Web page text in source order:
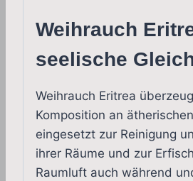
Weihrauch
seelische
Weihrauch Eritrea
Komposition an
eingesetzt zur Reinigung
ihrer Räume und zur
Raumluft auch während